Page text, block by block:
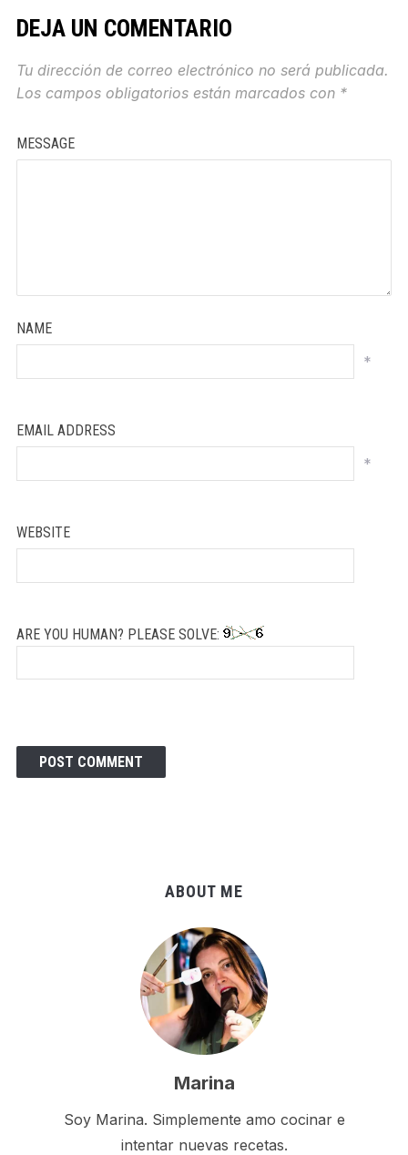
DEJA UN COMENTARIO
Tu dirección de correo electrónico no será publicada.
Los campos obligatorios están marcados con *
MESSAGE
NAME
*
EMAIL ADDRESS
*
WEBSITE
ARE YOU HUMAN? PLEASE SOLVE:
ABOUT ME
Marina
Soy Marina. Simplemente amo cocinar e
intentar nuevas recetas.